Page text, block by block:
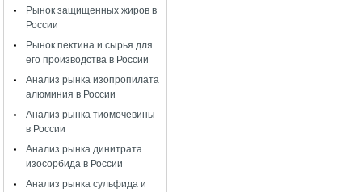
Рынок защищенных жиров в
России
Рынок пектина и сырья для
его производства в России
Анализ рынка изопропилата
алюминия в России
Анализ рынка тиомочевины
в России
Анализ рынка динитрата
изосорбида в России
Анализ рынка сульфида и